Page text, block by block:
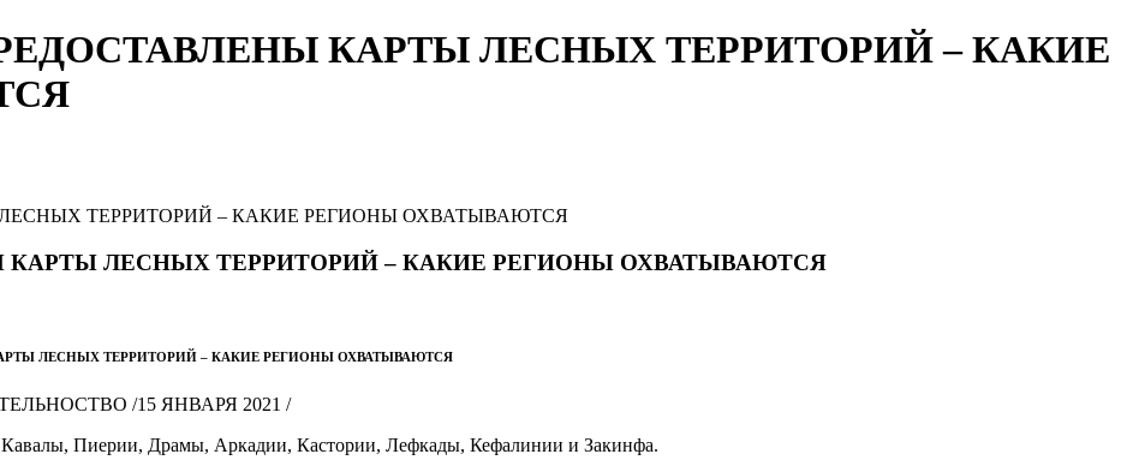
КАРТЫ ЛЕСНЫХ ТЕРРИТОРИЙ – КАКИЕ
ЛЕСНЫХ ТЕРРИТОРИЙ – КАКИЕ РЕГИОНЫ ОХВАТЫВАЮТСЯ
ЛЕСНЫХ ТЕРРИТОРИЙ – КАКИЕ РЕГИОНЫ ОХВАТЫВАЮТСЯ
/15 ЯНВАРЯ 2021 /
Кавалы, Пиерии, Драмы, Аркадии, Кастории, Лефкады, Кефалинии и Закинфа.